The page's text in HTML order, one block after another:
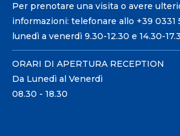
Per prenotare una visita o avere
informazioni: telefonare allo +39 0331
lunedì a venerdì 9.30-12.30 e 14.30-
ORARI DI APERTURA RECEPTION
Da Lunedì al Venerdì
08.30 - 18.30